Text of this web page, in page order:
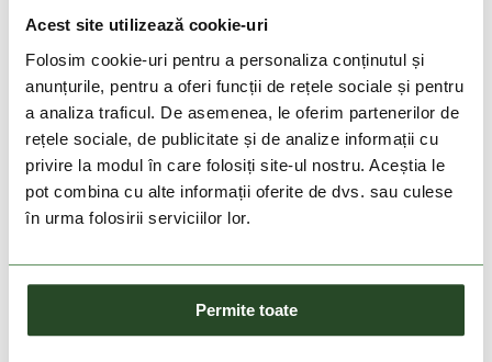
Acest site utilizează cookie-uri
Folosim cookie-uri pentru a personaliza conținutul și
anunțurile, pentru a oferi funcții de rețele sociale și pentru
a analiza traficul. De asemenea, le oferim partenerilor de
rețele sociale, de publicitate și de analize informații cu
privire la modul în care folosiți site-ul nostru. Aceștia le
pot combina cu alte informații oferite de dvs. sau culese
în urma folosirii serviciilor lor.
Permite toate
LOWA
Alpine Expert Ii Gtx
2 299 Lei
1 839 Lei
7 8 8.5